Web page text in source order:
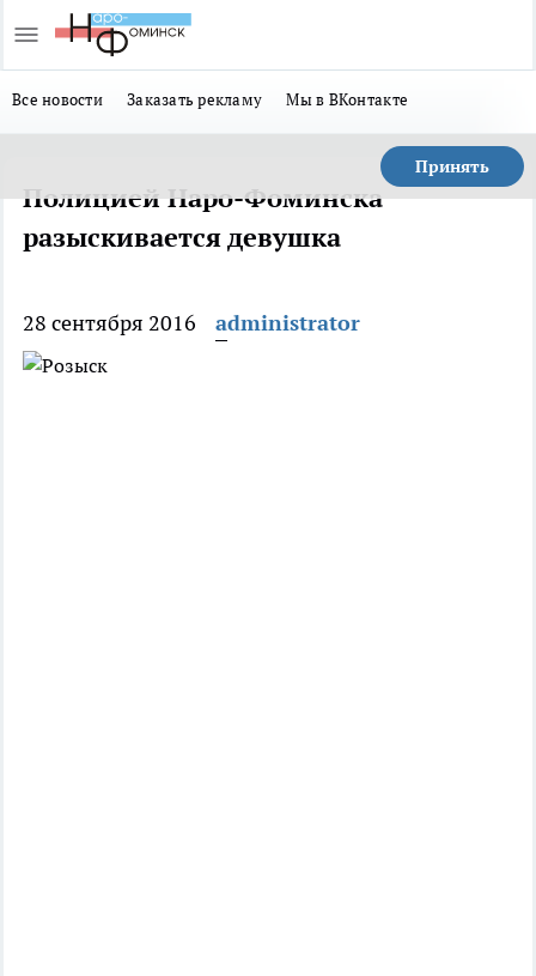
Все новости Заказать рекламу Мы в ВКонтакте
Принять
Полицией Наро-Фоминска
разыскивается девушка
28 сентября 2016 administrator